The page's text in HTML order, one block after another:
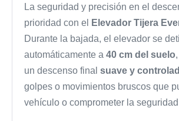
La seguridad y precisión en el
prioridad con el
Elevador Tijera
Durante la bajada, el elevador se
automáticamente a 40 cm del suelo
un descenso final suave y
golpes o movimientos bruscos que
vehículo o comprometer la